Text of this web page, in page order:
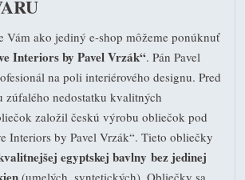
ako jediný e-shop môžeme ponúknuť
Interiors by Pavel Vrzák“. Pán Pavel
na poli interiérového designu. Pred
zúfalého nedostatku kvalitných
založil českú výrobu obliečok pod
Interiors by Pavel Vrzák“. Tieto obliečky
egyptskej bavlny bez jedinej
(umelých, syntetických). Obliečky sa